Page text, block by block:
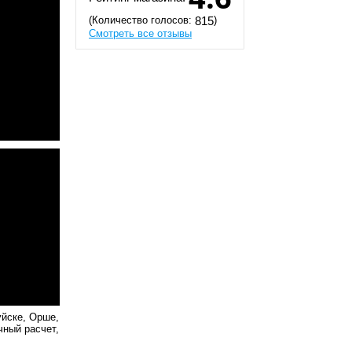
Орше,
расчет,
(Количество голосов: 815)
Смотреть все отзывы